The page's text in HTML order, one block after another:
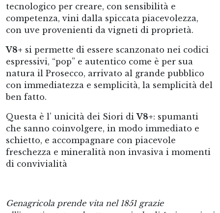
tecnologico per creare, con sensibilità e
competenza, vini dalla spiccata piacevolezza,
con uve provenienti da vigneti di proprietà.
V8+ si permette di essere scanzonato nei codici
espressivi, “pop” e autentico come è per sua
natura il Prosecco, arrivato al grande pubblico
con immediatezza e semplicità, la semplicità del
ben fatto.
Questa è l’ unicità dei Siori diV8+: spumanti
che sanno coinvolgere, in modo immediato e
schietto, e accompagnare con piacevole
freschezza e mineralità non invasiva i momenti
di convivialità
Genagricola prende vita nel 1851 grazie